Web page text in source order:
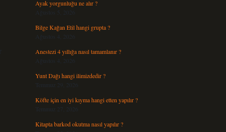
Ayak yorgunluğu ne alır ?
Ağustos 5, 2026
Bilge Kağan Etil hangi grupta ?
Ağustos 4, 2026
Anestezi 4 yıllığa nasıl tamamlanır ?
Ağustos 4, 2026
Yunt Dağı hangi ilimizdedir ?
Temmuz 29, 2026
Köfte için en iyi kıyma hangi etten yapılır ?
Temmuz 27, 2026
Kitapta barkod okutma nasıl yapılır ?